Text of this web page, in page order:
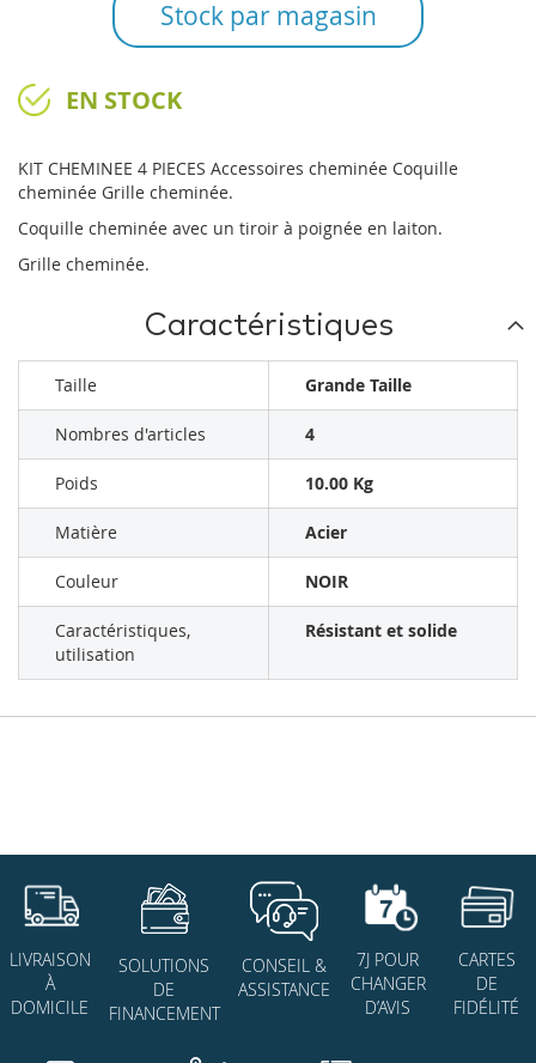
Stock par magasin
EN STOCK
KIT CHEMINEE 4 PIECES Accessoires cheminée Coquille
cheminée Grille cheminée.
Coquille cheminée avec un tiroir à poignée en laiton.
Grille cheminée.
Caractéristiques
Taille Grande Taille
Nombres d'articles 4
Poids 10.00 Kg
Matière Acier
Couleur NOIR
Caractéristiques,
utilisation
Résistant et solide
LIVRAISON
À
DOMICILE
SOLUTIONS
DE
FINANCEMENT
CONSEIL &
ASSISTANCE
7J POUR
CHANGER
D’AVIS
CARTES
DE
FIDÉLITÉ